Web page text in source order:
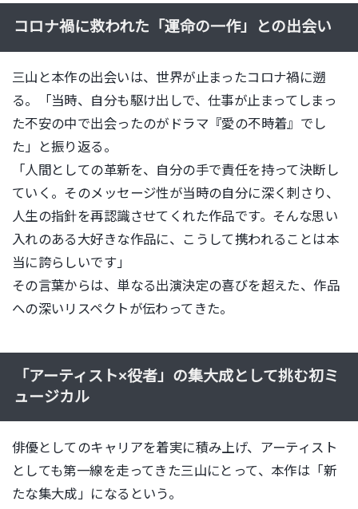
コロナ禍に救われた「運命の一作」との出会い
三山と本作の出会いは、世界が止まったコロナ禍に遡
る。「当時、 自分も駆け出しで、仕事が止まってしまっ
た不安の中で出会ったのがドラマ『愛の不時着』でし
た」と振り返る。
「人間としての革新を、自分の手で責任を持って決断し
ていく。 そのメッセージ性が当時の自分に深く刺さり、
人生の指針を再認識させてくれた作品です。 そんな思い
入れのある大好きな作品に、
こうして携われることは本
当に誇らしいです」
その言葉からは、単なる出演決定の喜びを超えた、作品
への深いリスペクトが伝わってきた。
「アーティスト×役者」の集大成として挑む初ミ
ュージカル
俳優としてのキャリアを着実に積み上げ、 アーティスト
としても第一線を走ってきた三山にとって、本作は「新
たな集大成」になるという。